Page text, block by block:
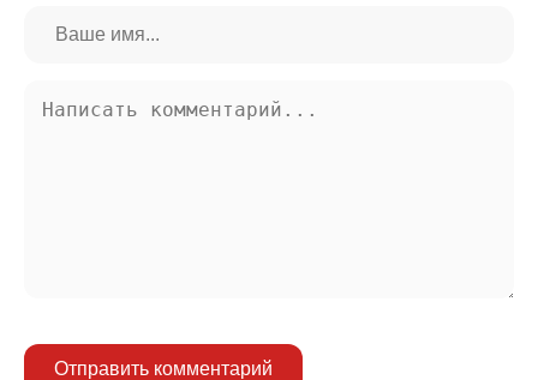
Отправить комментарий